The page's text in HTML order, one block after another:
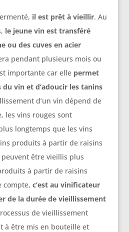
il est prêt à vieillir. Au
le jeune vin est transféré
ou des cuves en acier
pendant plusieurs mois ou
importante car elle permet
du vin et d’adoucir les tanins
d’un vin dépend de
les vins rouges sont
longtemps que les vins
produits à partir de raisins
être vieillis plus
à partir de raisins
compte, c’est au vinificateur
de la durée de vieillissement
de vieillissement
à être mis en bouteille et